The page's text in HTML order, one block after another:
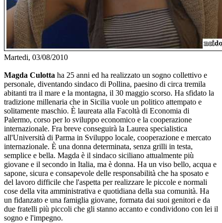
Martedi, 03/08/2010
Magda Culotta ha 25 anni ed ha realizzato un sogno collettivo e
personale, diventando sindaco di Pollina, paesino di circa tremila
abitanti tra il mare e la montagna, il 30 maggio scorso. Ha sfidato la
tradizione millenaria che in Sicilia vuole un politico attempato e
solitamente maschio. È laureata alla Facoltà di Economia di
Palermo, corso per lo sviluppo economico e la cooperazione
internazionale. Fra breve conseguirà la Laurea specialistica
all'Università di Parma in Sviluppo locale, cooperazione e mercato
internazionale. È una donna determinata, senza grilli in testa,
semplice e bella. Magda è il sindaco siciliano attualmente più
giovane e il secondo in Italia, ma è donna. Ha un viso bello, acqua e
sapone, sicura e consapevole delle responsabilità che ha sposato e
del lavoro difficile che l'aspetta per realizzare le piccole e normali
cose della vita amministrativa e quotidiana della sua comunità. Ha
un fidanzato e una famiglia giovane, formata dai suoi genitori e da
due fratelli più piccoli che gli stanno accanto e condividono con lei il
sogno e l'impegno.